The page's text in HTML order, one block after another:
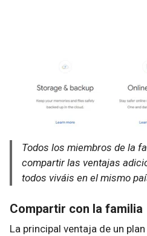
Todos los miembros de la
compartir las ventajas
todos viváis en el mismo
Compartir con la familia
La principal ventaja de un